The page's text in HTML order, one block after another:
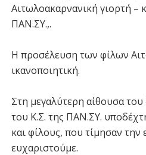
Αιτωλοακαρνανική γιορτή –
ΠΑΝ.ΣΥ.,.
Η προσέλευση των φίλων
ικανοποιητική.
Στη μεγαλύτερη αίθουσα
του Κ.Σ. της ΠΑΝ.ΣΥ.
και φίλους, που τίμησαν
ευχαριστούμε.